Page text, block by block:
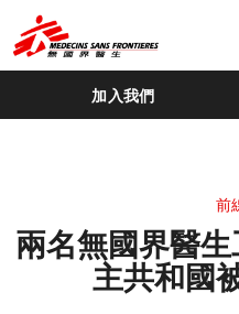
加入我們
前
兩名無國界醫
主共和國